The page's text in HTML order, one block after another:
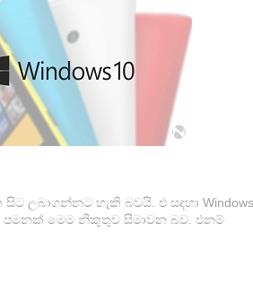
සිට ලබාගන්නට හැකි බවයි. එ සදහා
පමනක් මෙම නිකුතුව සීමාවන බව. එනම්